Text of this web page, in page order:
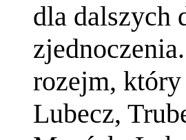
dla dalszych
rozejm, który
Lubecz,